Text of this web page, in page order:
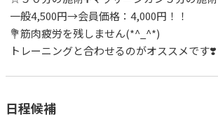
一般4,500円→会員価格：4,000円！！
💐筋肉疲労を残しません(*^_^*)
トレーニングと合わせるのがオススメです❣️
日程候補